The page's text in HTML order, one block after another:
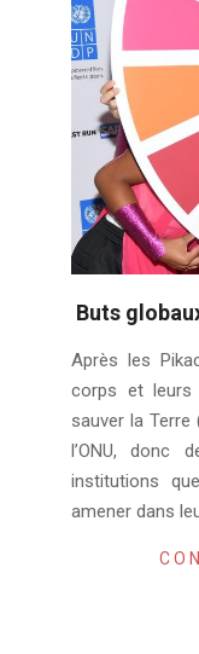
Buts
10-
11
Après les
corps et leurs
sauver la
l’ONU, donc
institutions
amener dans